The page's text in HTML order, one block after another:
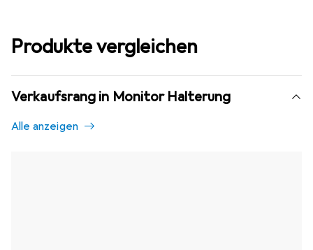
Produkte vergleichen
Verkaufsrang in Monitor Halterung
Alle anzeigen